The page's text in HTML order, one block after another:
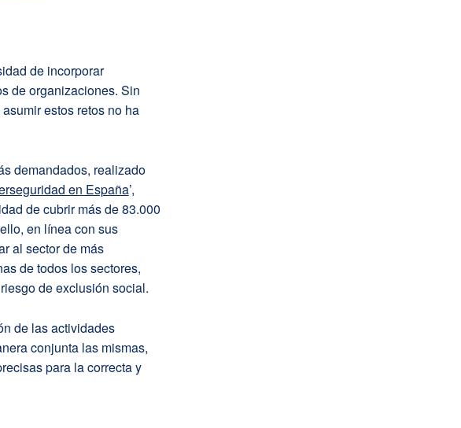
de incorporar
de organizaciones. Sin
estos retos no ha
demandados, realizado
en España’,
de cubrir más de 83.000
en línea con sus
al sector de más
de todos los sectores,
de exclusión social.
de las actividades
conjunta las mismas,
para la correcta y